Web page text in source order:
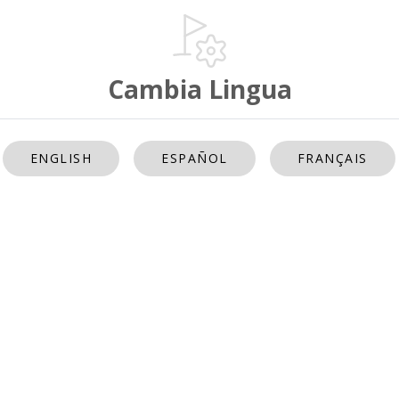
Cambia Lingua
ENGLISH ESPAÑOL FRANÇAIS